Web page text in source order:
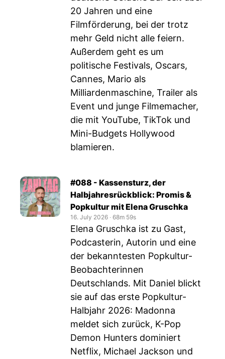
20 Jahren und eine
Filmförderung, bei der trotz
mehr Geld nicht alle feiern.
Außerdem geht es um
politische Festivals, Oscars,
Cannes, Mario als
Milliardenmaschine, Trailer als
Event und junge Filmemacher,
die mit YouTube, TikTok und
Mini-Budgets Hollywood
blamieren.
#088 - Kassensturz, der
Halbjahresrückblick: Promis &
Popkultur mit Elena Gruschka
16. July 2026 ‧ 68m 59s
Elena Gruschka ist zu Gast,
Podcasterin, Autorin und eine
der bekanntesten Popkultur-
Beobachterinnen
Deutschlands. Mit Daniel blickt
sie auf das erste Popkultur-
Halbjahr 2026: Madonna
meldet sich zurück, K-Pop
Demon Hunters dominiert
Netflix, Michael Jackson und